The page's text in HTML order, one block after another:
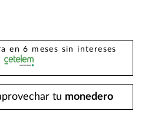
en 6 meses sin intereses
tu monedero